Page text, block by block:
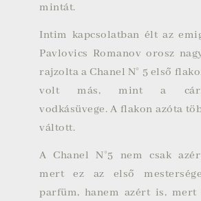
mintát.
Intim kapcsolatban élt az
Pavlovics Romanov orosz
rajzolta a Chanel N° 5 első
volt más, mint a cári
vodkásüvege. A flakon azóta
váltott.
A Chanel N°5 nem csak
mert ez az első
parfüm, hanem azért is, mert